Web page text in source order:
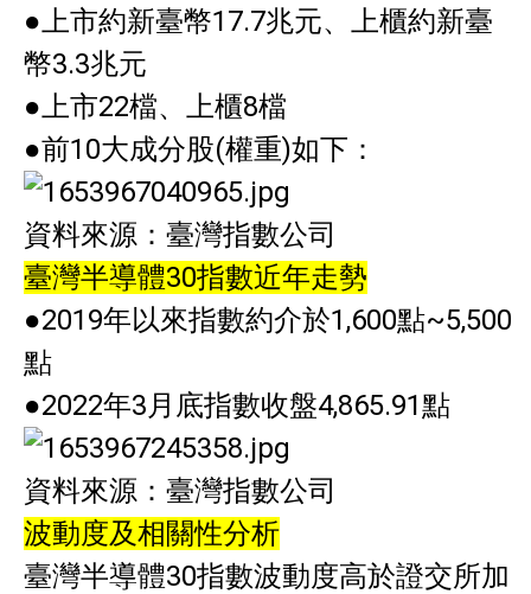
●上市約新臺幣17.7兆元、上櫃約新臺
幣3.3兆元
●上市22檔、上櫃8檔
●前10大成分股(權重)如下：
資料來源：臺灣指數公司
臺灣半導體30指數近年走勢
●2019年以來指數約介於1,600點~5,500
點
●2022年3月底指數收盤4,865.91點
資料來源：臺灣指數公司
波動度及相關性分析
臺灣半導體30指數波動度高於證交所加